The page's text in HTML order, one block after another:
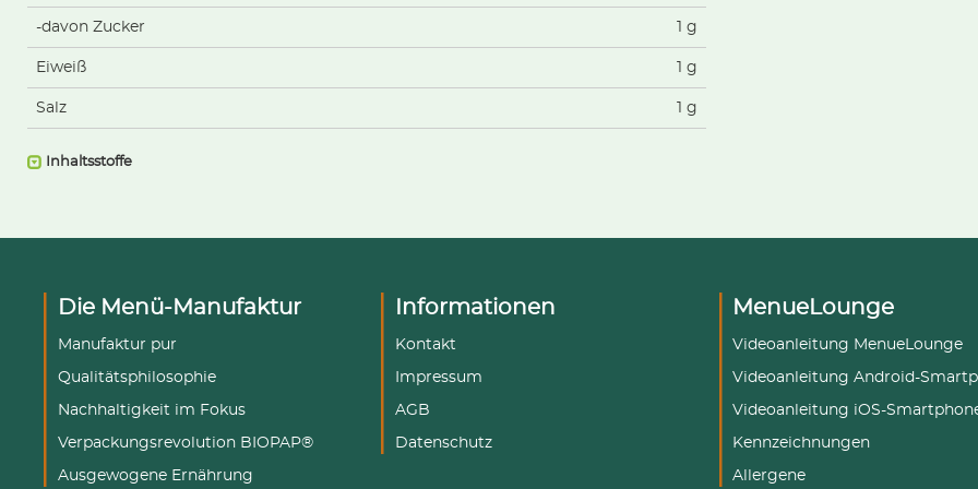
-davon Zucker 1 g
Eiweiß 1 g
Salz 1 g
Inhaltsstoffe
Die Menü-Manufaktur
Manufaktur pur
Qualitätsphilosophie
Nachhaltigkeit im Fokus
Verpackungsrevolution BIOPAP®
Ausgewogene Ernährung
Informationen
Kontakt
Impressum
AGB
Datenschutz
MenueLounge
Videoanleitung MenueLounge
Videoanleitung Android-
Videoanleitung iOS-
Kennzeichnungen
Allergene